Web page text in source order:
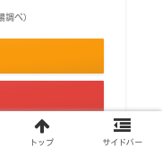
べ）
グ トップ サイドバー